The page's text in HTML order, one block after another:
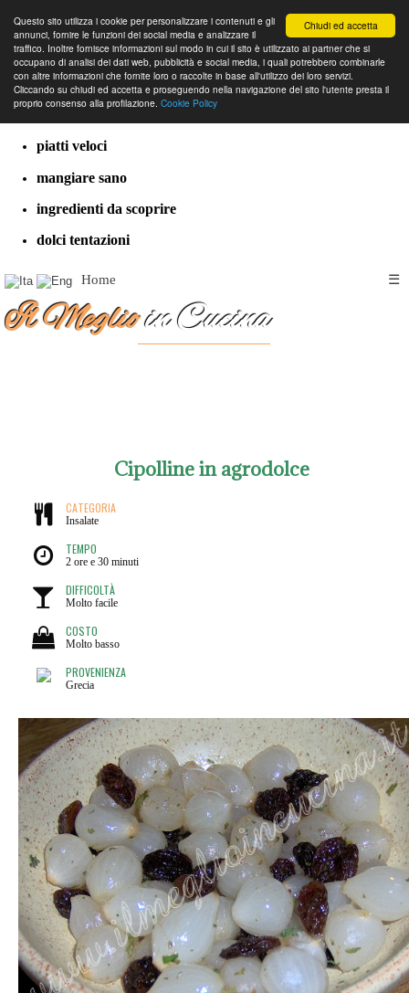
Chiudi ed accetta
Questo sito utilizza i cookie per personalizzare i contenuti e gli
annunci, fornire le funzioni dei social media e analizzare il
traffico. Inoltre fornisce informazioni sul modo in cui il sito è utilizzato ai partner che si
occupano di analisi dei dati web, pubblicità e social media, i quali potrebbero combinarle
con altre informazioni che fornite loro o raccolte in base all'utilizzo dei loro servizi.
Cliccando su chiudi ed accetta e proseguendo nella navigazione del sito l'utente presta il
proprio consenso alla profilazione. Cookie Policy
cucina dal mondo
ricette classiche
piatti veloci
mangiare sano
ingredienti da scoprire
dolci tentazioni
Home ☰
Il Meglioin Cucina
Cipolline in agrodolce
CATEGORIA
Insalate
TEMPO
2 ore e 30 minuti
DIFFICOLTÀ
Molto facile
COSTO
Molto basso
PROVENIENZA
Grecia